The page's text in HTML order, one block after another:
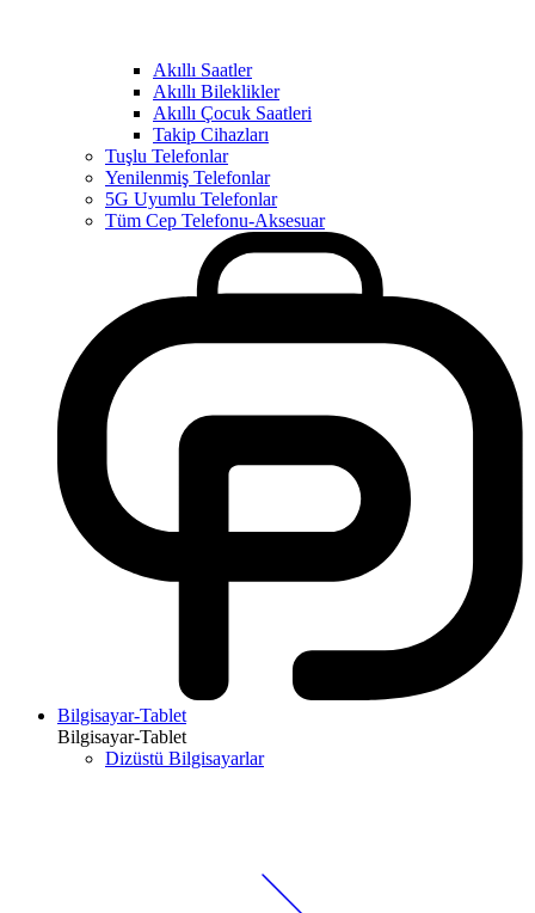
Akıllı Saatler
Akıllı Bileklikler
Akıllı Çocuk Saatleri
Takip Cihazları
Tuşlu Telefonlar
Yenilenmiş Telefonlar
5G Uyumlu Telefonlar
Tüm Cep Telefonu-Aksesuar
Bilgisayar-Tablet
Bilgisayar-Tablet
Dizüstü Bilgisayarlar